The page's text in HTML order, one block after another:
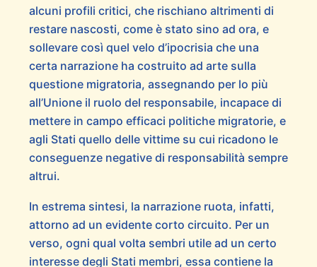
alcuni profili critici, che rischiano altrimenti di
restare nascosti, come è stato sino ad ora, e
sollevare così quel velo d’ipocrisia che una
certa narrazione ha costruito ad arte sulla
questione migratoria, assegnando per lo più
all’Unione il ruolo del responsabile, incapace di
mettere in campo efficaci politiche migratorie, e
agli Stati quello delle vittime su cui ricadono le
conseguenze negative di responsabilità sempre
altrui.
In estrema sintesi, la narrazione ruota, infatti,
attorno ad un evidente corto circuito. Per un
verso, ogni qual volta sembri utile ad un certo
interesse degli Stati membri, essa contiene la